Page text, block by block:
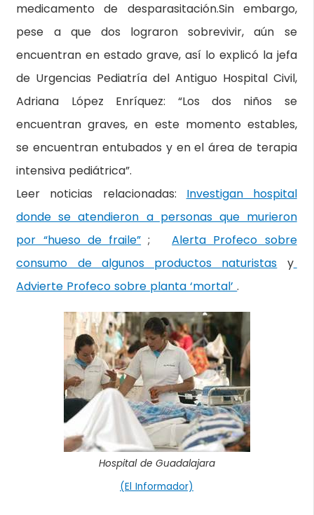
medicamento de desparasitación.Sin embargo,
pese a que dos lograron sobrevivir, aún se
encuentran en estado grave, así lo explicó la jefa
de Urgencias Pediatría del Antiguo Hospital Civil,
Adriana López Enríquez: “Los dos niños se
encuentran graves, en este momento estables,
se encuentran entubados y en el área de terapia
intensiva pediátrica”.
Leer noticias relacionadas: Investigan hospital
donde se atendieron a personas que murieron
por “hueso de fraile” ;Alerta Profeco sobre
consumo de algunos productos naturistas y
Advierte Profeco sobre planta ‘mortal’.
Hospital de Guadalajara
(El Informador)